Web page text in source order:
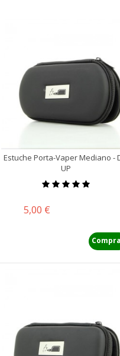
Estuche Porta-Vaper Mediano -
UP
Precio
5,00 €